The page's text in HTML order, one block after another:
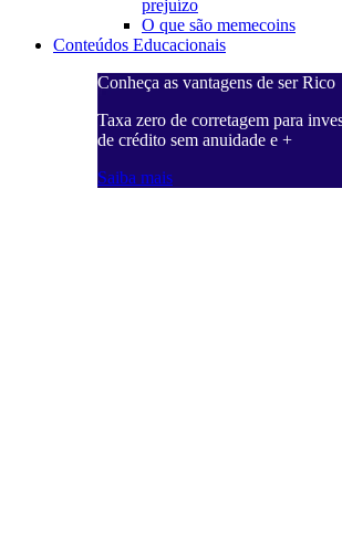
prejuízo
O que são memecoins
Conteúdos Educacionais
Conheça as vantagens de ser Rico
Taxa zero de corretagem para
de crédito sem anuidade e +
Saiba mais